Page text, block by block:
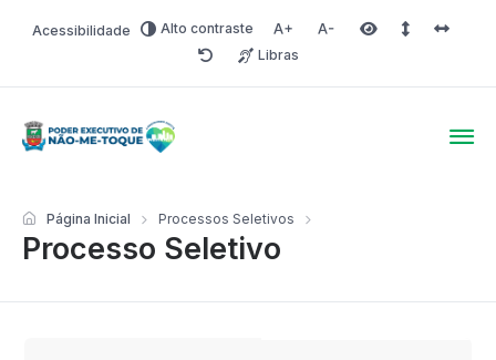
Acessibilidade Alto contraste Aumentar fonte
Diminuir fonteÁrea selecionada
Espaço
RedefinirLibras
Processo Seletivo
Página Inicial Processos Seletivos